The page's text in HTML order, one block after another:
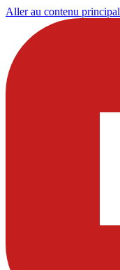
Aller au contenu principal